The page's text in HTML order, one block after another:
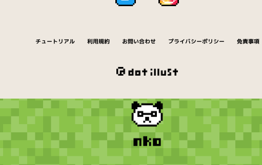
チュートリアル 利用規約 お問い合わせ プライバシーポリシー 免責事項